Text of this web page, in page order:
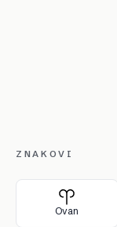
ZNAKOVI
Ovan